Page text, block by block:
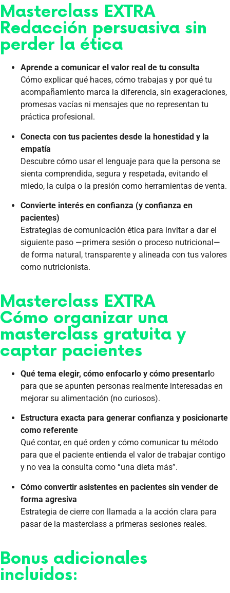
Masterclass EXTRA
Redacción persuasiva sin
perder la ética
Aprende a comunicar el valor real de tu consulta
Cómo explicar qué haces, cómo trabajas y por qué tu
acompañamiento marca la diferencia, sin exageraciones,
promesas vacías ni mensajes que no representan tu
práctica profesional.
Conecta con tus pacientes desde la honestidad y la
empatía
Descubre cómo usar el lenguaje para que la persona se
sienta comprendida, segura y respetada, evitando el
miedo, la culpa o la presión como herramientas de venta.
Convierte interés en confianza (y confianza en
pacientes)
Estrategias de comunicación ética para invitar a dar el
siguiente paso —primera sesión o proceso nutricional—
de forma natural, transparente y alineada con tus valores
como nutricionista.
Masterclass EXTRA
Cómo organizar una
masterclass gratuita y
captar pacientes
Qué tema elegir, cómo enfocarlo y cómo presentarlo
para que se apunten personas realmente interesadas en
mejorar su alimentación (no curiosos).
Estructura exacta para generar confianza y posicionarte
como referente
Qué contar, en qué orden y cómo comunicar tu método
para que el paciente entienda el valor de trabajar contigo
y no vea la consulta como “una dieta más”.
Cómo convertir asistentes en pacientes sin vender de
forma agresiva
Estrategia de cierre con llamada a la acción clara para
pasar de la masterclass a primeras sesiones reales.
Bonus adicionales
incluidos: